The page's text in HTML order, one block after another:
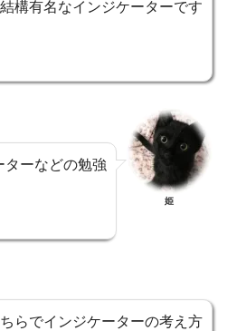
構有名なインジケーターです
ターなどの勉強
姫
らでインジケーターの考え方